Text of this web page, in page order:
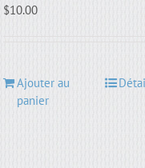
$10.00
Ajouter au
panier